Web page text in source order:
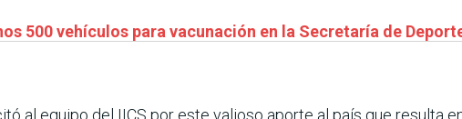
500 vehículos para vacunación en la Secretaría de
al equipo del IICS por este valioso aporte al país que resulta